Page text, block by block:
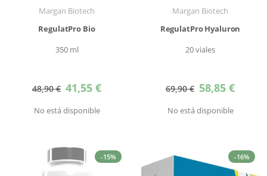
Margan Biotech
RegulatPro Bio
350 ml
48,90 € Precio
especial
41,55 €
No está disponible
Margan Biotech
RegulatPro Hyaluron
20 viales
69,90 € Precio
especial
58,85 €
No está disponible
-15% -16%